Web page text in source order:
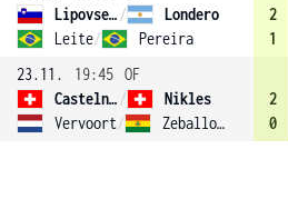
Lipovsek Puches /
Londero
Leite/ Pereira
2
1
23.11.
19:45 OF
Castelnuovo /
Nikles
Vervoort/ Zeballos (4)
2
0